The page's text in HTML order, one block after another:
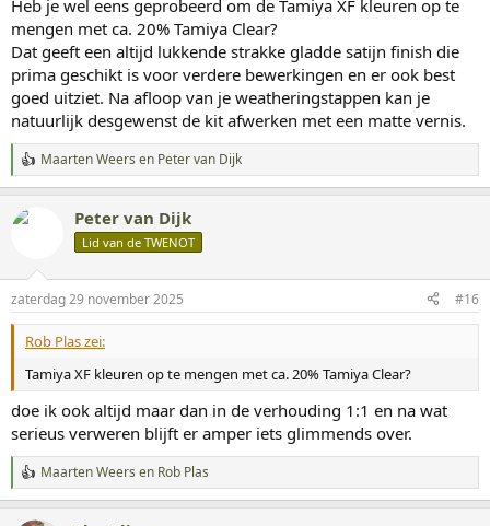
e
n
:
Heb je wel eens geprobeerd om de Tamiya XF kleuren op te
mengen met ca. 20% Tamiya Clear?
Dat geeft een altijd lukkende strakke gladde satijn finish die
prima geschikt is voor verdere bewerkingen en er ook best
goed uitziet. Na afloop van je weatheringstappen kan je
natuurlijk desgewenst de kit afwerken met een matte vernis.
W
a
r
n
g
Maarten Weers en Peter van Dijk
Peter van Dijk
Lid van de TWENOT
zaterdag 29 november 2025 #16
Rob Plas zei:
Tamiya XF kleuren op te mengen met ca. 20% Tamiya Clear?
doe ik ook altijd maar dan in de verhouding 1:1 en na wat
serieus verweren blijft er amper iets glimmends over.
W
a
Maarten Weers en Rob Plas